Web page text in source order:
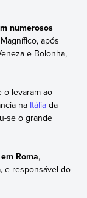
numerosos
após
e Bolonha,
o levaram ao
na Itáliada
se o grande
Roma,
e responsável do